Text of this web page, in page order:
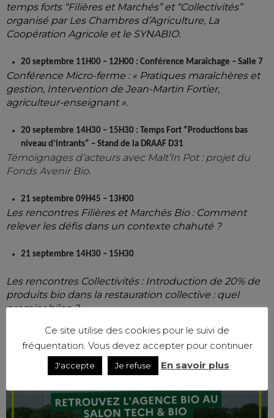
temps forts “Filières et Marchés” et “Collectivités”
organisé par Les Chambres d’Agriculture, La
Coopération Agricole et le SYNABIO.
20 septembre 11H00 – 12H00 : Conférence Maraîchage – Salle 7
Conférence Micro-ferme : « Pratiques maraîchères et
gestion, Intervention de Jean-Martin Fortier,
agriculteur-enseignant ».
20 septembre 14H30 – 15H30 : Temps Fort “Productions bas
niveau d’intrants” – Stand de la DRAAF D31
Témoignages d’acteurs avec Malt’In Pot : projet du
Fonds Avenir Bio.
21 septembre 09H45 – 13H00
Les rencontres Filières et Marchés Bio: Comment
relever les défis dans un contexte chahuté ?
21 septembre 14H30 – 15H30
Les rencontres Collectivités : Introduction de 20% de
produits bio dans la restauration collective : quel
premier bilan ?
Ce site utilise des cookies pour le suivi de
fréquentation. Vous devez accepter pour continuer
J'accepte Je refuse En savoir plus